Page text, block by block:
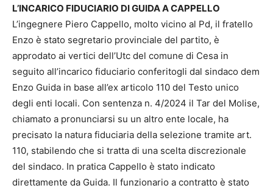
L’INCARICO FIDUCIARIO DI GUIDA A CAPPELLO
L’ingegnere Piero Cappello, molto vicino al Pd, il fratello
Enzo è stato segretario provinciale del partito, è
approdato ai vertici dell’Utc del comune di Cesa in
seguito all’incarico fiduciario conferitogli dal sindaco dem
Enzo Guida in base all’ex articolo 110 del Testo unico
degli enti locali. Con sentenza n. 4/2024 il Tar del Molise,
chiamato a pronunciarsi su un altro ente locale, ha
precisato la natura fiduciaria della selezione tramite art.
110, stabilendo che si tratta di una scelta discrezionale
del sindaco. In pratica Cappello è stato indicato
direttamente da Guida. Il funzionario a contratto è stato